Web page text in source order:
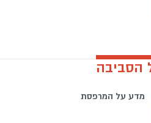
מדע על המרפסת